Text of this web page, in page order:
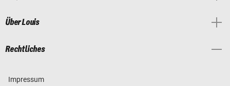
Über Louis
Rechtliches
Impressum